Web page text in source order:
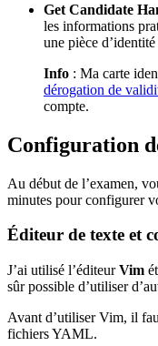
Get Candidate
les informations
une pièce
Info : Ma carte
dérogation de
compte.
Configuration
Au début de l’examen,
minutes pour configurer
Éditeur de texte et
J’ai utilisé l’éditeurVim
sûr possible d’utiliser
Avant d’utiliser Vim, il
fichiers YAML.